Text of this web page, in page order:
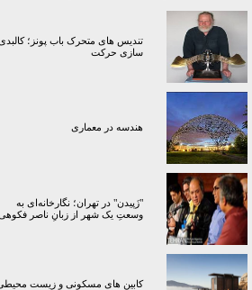
تندیس های متحرک باب پونز؛
سازی حرکت
هندسه در معماری
"زَپیدن" در تهران؛ نگارخانه‌ای به
وسعتِ یک شهر از زبانِ ناصر
کابین های مسکونی و زیست